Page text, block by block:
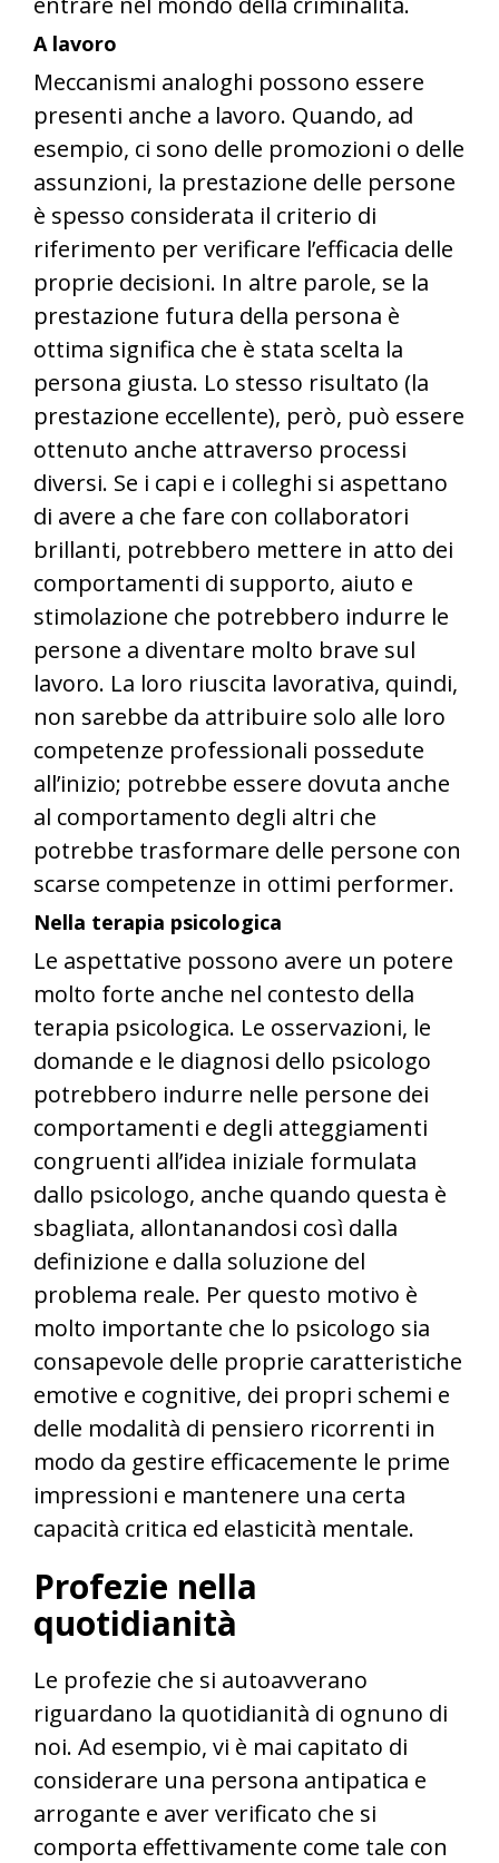
A lavoro
Meccanismi analoghi possono essere
presenti anche a lavoro. Quando, ad
esempio, ci sono delle promozioni o delle
assunzioni, la prestazione delle persone
è spesso considerata il criterio di
riferimento per verificare l’efficacia delle
proprie decisioni. In altre parole, se la
prestazione futura della persona è
ottima significa che è stata scelta la
persona giusta. Lo stesso risultato (la
prestazione eccellente), però, può essere
ottenuto anche attraverso processi
diversi. Se i capi e i colleghi si aspettano
di avere a che fare con collaboratori
brillanti, potrebbero mettere in atto dei
comportamenti di supporto, aiuto e
stimolazione che potrebbero indurre le
persone a diventare molto brave sul
lavoro. La loro riuscita lavorativa, quindi,
non sarebbe da attribuire solo alle loro
competenze professionali possedute
all’inizio; potrebbe essere dovuta anche
al comportamento degli altri che
potrebbe trasformare delle persone con
scarse competenze in ottimi performer.
Nella terapia psicologica
Le aspettative possono avere un potere
molto forte anche nel contesto della
terapia psicologica. Le osservazioni, le
domande e le diagnosi dello psicologo
potrebbero indurre nelle persone dei
comportamenti e degli atteggiamenti
congruenti all’idea iniziale formulata
dallo psicologo, anche quando questa è
sbagliata, allontanandosi così dalla
definizione e dalla soluzione del
problema reale. Per questo motivo è
molto importante che lo psicologo sia
consapevole delle proprie caratteristiche
emotive e cognitive, dei propri schemi e
delle modalità di pensiero ricorrenti in
modo da gestire efficacemente le prime
impressioni e mantenere una certa
capacità critica ed elasticità mentale.
Profezie nella
quotidianità
Le profezie che si autoavverano
riguardano la quotidianità di ognuno di
noi. Ad esempio, vi è mai capitato di
considerare una persona antipatica e
arrogante e aver verificato che si
comporta effettivamente come tale con